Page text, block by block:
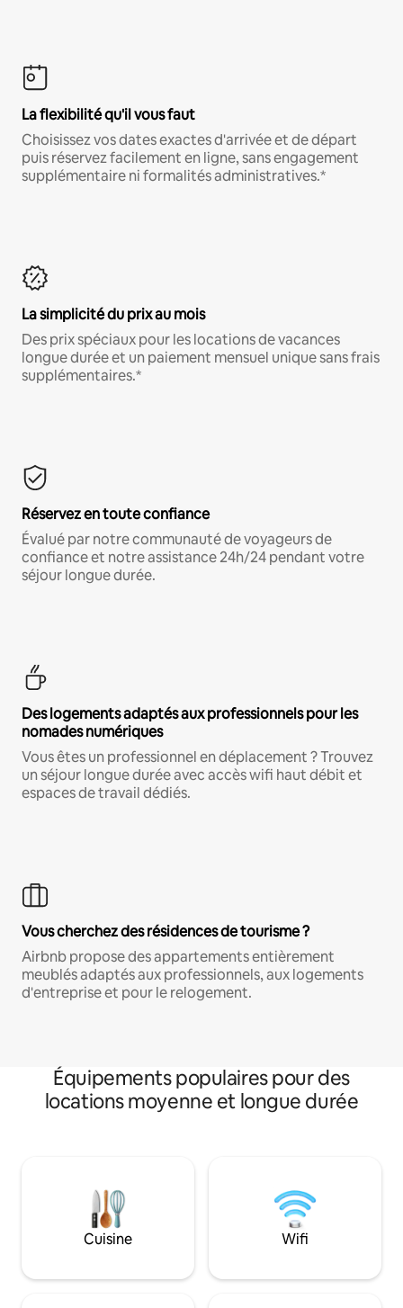
La flexibilité qu'il vous faut
Choisissez vos dates exactes d'arrivée et de départ
puis réservez facilement en ligne, sans engagement
supplémentaire ni formalités administratives.*
La simplicité du prix au mois
Des prix spéciaux pour les locations de vacances
longue durée et un paiement mensuel unique sans frais
supplémentaires.*
Réservez en toute confiance
Évalué par notre communauté de voyageurs de
confiance et notre assistance 24h/24 pendant votre
séjour longue durée.
Des logements adaptés aux professionnels pour les
nomades numériques
Vous êtes un professionnel en déplacement ? Trouvez
un séjour longue durée avec accès wifi haut débit et
espaces de travail dédiés.
Vous cherchez des résidences de tourisme ?
Airbnb propose des appartements entièrement
meublés adaptés aux professionnels, aux logements
d'entreprise et pour le relogement.
Équipements populaires pour des
locations moyenne et longue durée
Cuisine Wifi